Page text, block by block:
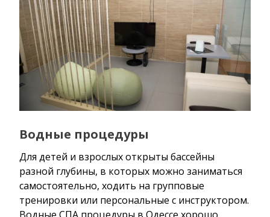
Водные процедуры
Для детей и взрослых открыты бассейны
разной глубины, в которых можно заниматься
самостоятельно, ходить на групповые
тренировки или персональные с инструктором.